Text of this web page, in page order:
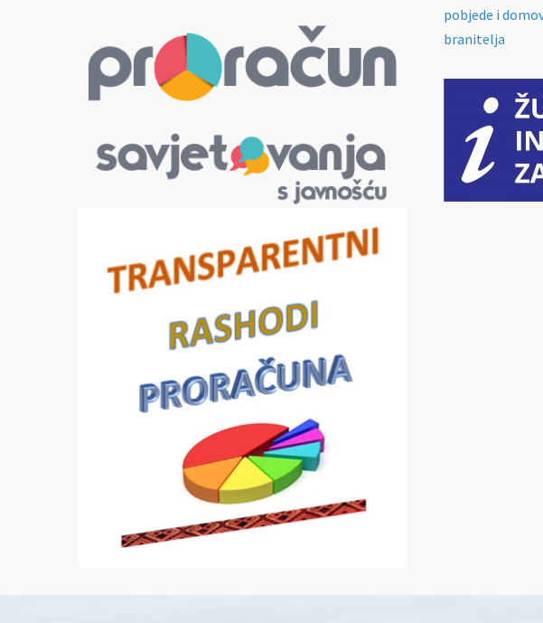
pobjede i
branitelja